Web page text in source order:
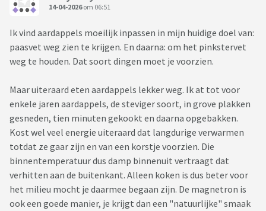
14-04-2026om 06:51
Ik vind aardappels moeilijk inpassen in mijn huidige doel van:
paasvet weg zien te krijgen. En daarna: om het pinkstervet
weg te houden. Dat soort dingen moet je voorzien.
Maar uiteraard eten aardappels lekker weg. Ik at tot voor
enkele jaren aardappels, de steviger soort, in grove plakken
gesneden, tien minuten gekookt en daarna opgebakken.
Kost wel veel energie uiteraard dat langdurige verwarmen
totdat ze gaar zijn en van een korstje voorzien. Die
binnentemperatuur dus damp binnenuit vertraagt dat
verhitten aan de buitenkant. Alleen koken is dus beter voor
het milieu mocht je daarmee begaan zijn. De magnetron is
ook een goede manier, je krijgt dan een "natuurlijke" smaak